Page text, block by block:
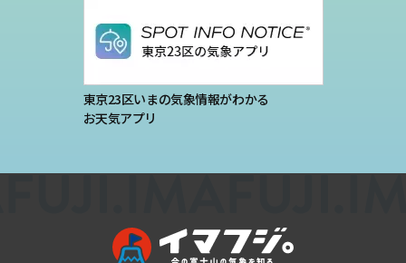
東京23区いまの気象情報がわかる
お天気アプリ